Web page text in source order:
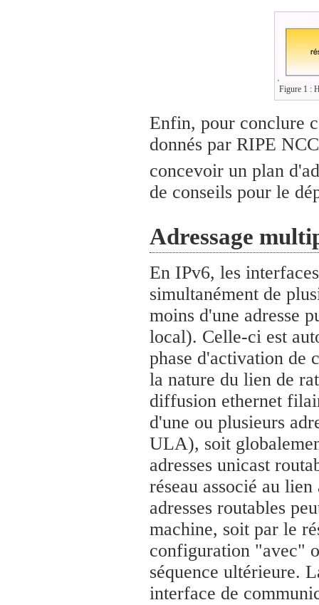
Figure 1 :
Enfin, pour conclure
donnés par RIPE
concevoir un plan
de conseils pour le
Adressage
En IPv6, les
simultanément de
moins d'une adresse
local). Celle-ci est
phase d'activation de
la nature du lien de
diffusion ethernet
d'une ou plusieurs
ULA), soit
adresses unicast
réseau associé au
adresses routables
machine, soit par le
configuration "avec"
séquence ultérieure.
interface de